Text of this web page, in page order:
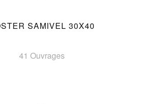
SAMIVEL 30X40
41 Ouvrages